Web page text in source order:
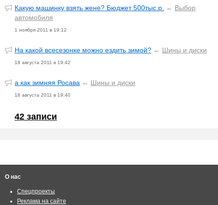
Какую машинку взять жене? Бюджет 500тыс.р. ← Выбор
автомобиля
1 ноября 2011 в 19:12
На какой всесезонке можно ездить зимой? ← Шины и диски
18 августа 2011 в 19:42
а как зимняя Росава ← Шины и диски
18 августа 2011 в 19:40
42 записи
О нас
Спецпроекты
Реклама на сайте